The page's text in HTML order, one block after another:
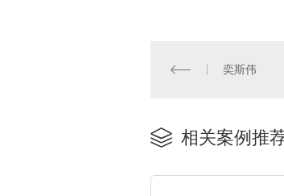
奕斯伟
相关案例推